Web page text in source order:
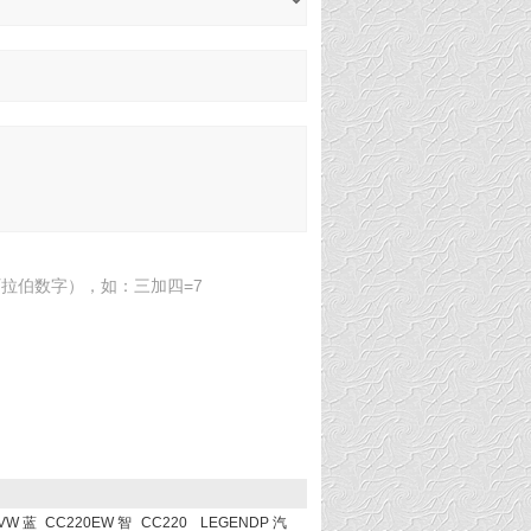
伯数字），如：三加四=7
蓝 CC220EW 智 CC220 LEGENDP 汽